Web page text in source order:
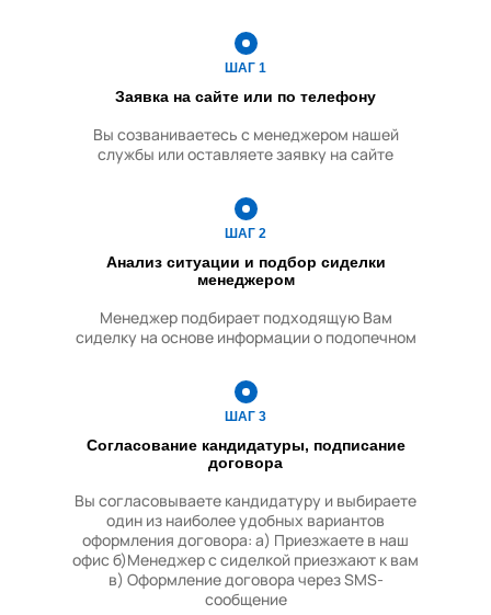
Чистка и дезинфекция
сантехники
Мытье и обезжиривание
Чистка кухонной плиты/
Чистка холодильника/СВЧ-
Ручная стирка одежды
Стирка одежды в
стиральной машине
Организация досуга
Сопровождение на
мероприятия
Чтение литературы и
прессы
Покупка продуктов
ШАГ 1
Заявка на сайте или по телефону
Вы созваниваетесь с менеджером нашей
службы или оставляете заявку на сайте
ШАГ 2
Анализ ситуации и подбор сиделки
менеджером
Менеджер подбирает подходящую Вам
сиделку на основе информации о подопечном
ШАГ 3
Согласование кандидатуры, подписание
договора
Вы согласовываете кандидатуру и выбираете
один из наиболее удобных вариантов
оформления договора: а) Приезжаете в наш
офисб)Менеджер с сиделкой приезжают к вам
в) Оформление договора через SMS-
сообщение